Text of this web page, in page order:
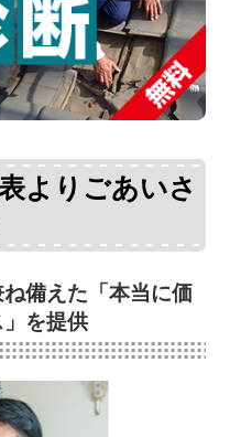
よりごあいさ
備えた 「本当に価
を提供